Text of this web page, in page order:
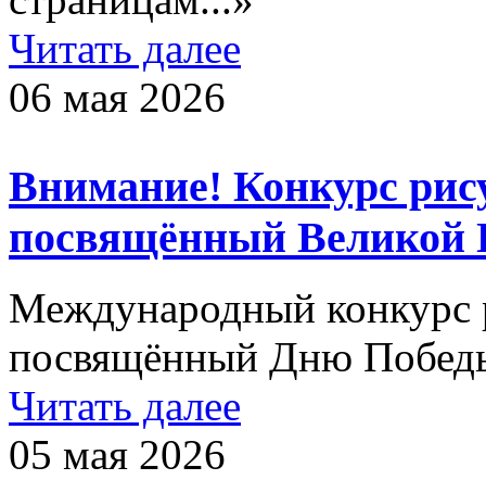
Читать далее
06 мая 2026
Внимание! Конкурс
посвящённый Великой
Международный конкурс
посвящённый Дню
Читать далее
05 мая 2026